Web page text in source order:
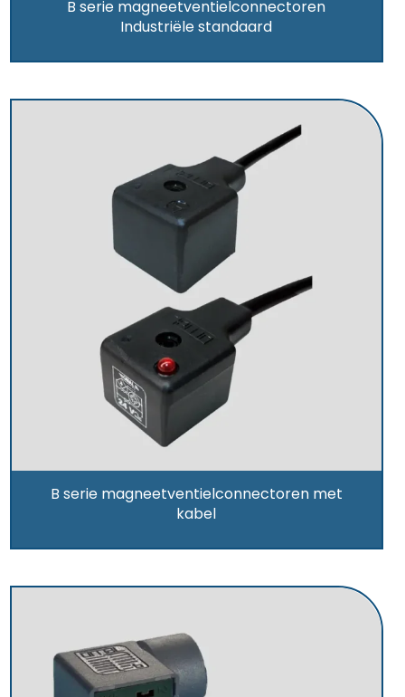
B serie magneetventielconnectoren
Industriële standaard
B serie magneetventielconnectoren met
kabel